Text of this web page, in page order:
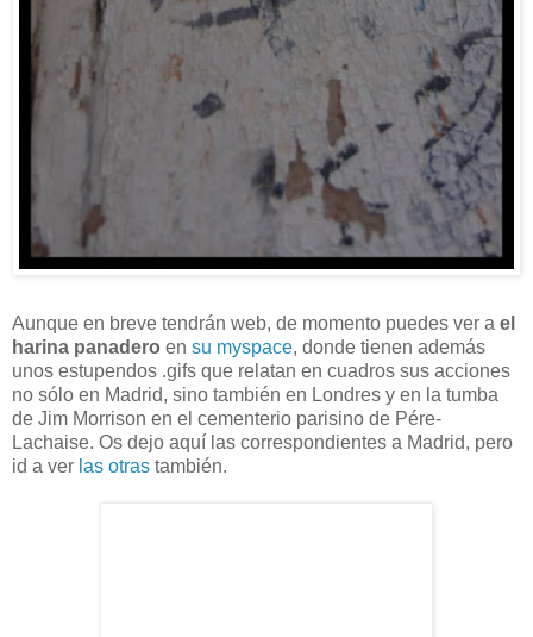
Aunque en breve tendrán web, de momento puedes ver a el
harina panadero en su myspace, donde tienen además
unos estupendos .gifs que relatan en cuadros sus acciones
no sólo en Madrid, sino también en Londres y en la tumba
de Jim Morrison en el cementerio parisino de Pére-
Lachaise. Os dejo aquí las correspondientes a Madrid, pero
id a ver las otras también.